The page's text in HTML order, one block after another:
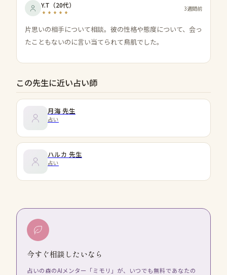
Y.T （20代） 3週間前
片思いの相手について相談。彼の性格や態度について、会っ
たこともないのに言い当てられて鳥肌でした。
この先生に近い占い師
月海 先生
占い
ハルカ 先生
占い
今すぐ相談したいなら
占いの森のAIメンター「ミモリ」が、いつでも無料であなたの